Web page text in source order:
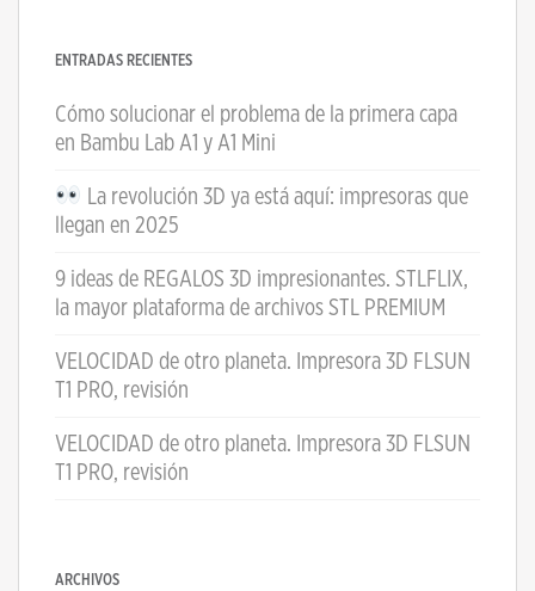
ENTRADAS RECIENTES
Cómo solucionar el problema de la primera capa
en Bambu Lab A1 y A1 Mini
La revolución 3D ya está aquí: impresoras que
llegan en 2025
9 ideas de REGALOS 3D impresionantes. STLFLIX,
la mayor plataforma de archivos STL PREMIUM
VELOCIDAD de otro planeta. Impresora 3D FLSUN
T1 PRO, revisión
VELOCIDAD de otro planeta. Impresora 3D FLSUN
T1 PRO, revisión
ARCHIVOS